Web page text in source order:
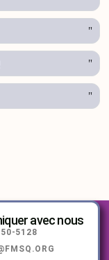
avec nous
5128